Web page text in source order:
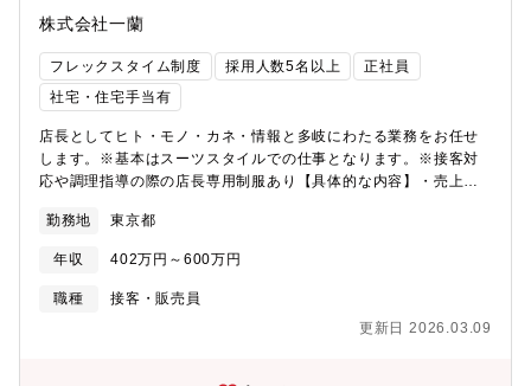
株式会社一蘭
フレックスタイム制度 採用人数5名以上
正社員
社宅・住宅手当有
店長としてヒト・モノ・カネ・情報と多岐にわたる業務をお任せ
します。※基本はスーツスタイルでの仕事となります。※接客対
応や調理指導の際の店長専用制服あり【具体的な内容】・売上目
間帯責任者へのOJT、OFT・アルバイトへの伝達回覧・設備類メ
ンテナンス対応の調整・取材対応時の立ち合い、内容に応じて出
演・店舗看板の管理・各部門からの店舗依頼対応・エリア、全体
会議への出席・各プロジェクトへの参加・お客様へのイベント企
の時間帯で顧客満足度の高い店舗にすることです。そのために
勤務地 東京都
年収 402万円～600万円
職種
接客・販売員
更新日 2026.03.09